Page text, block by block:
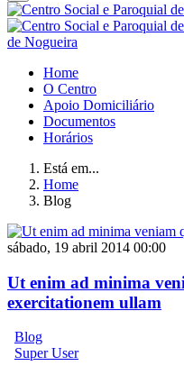
de Nogueira
Home
O Centro
Apoio Domiciliário
Documentos
Horários
Está em...
Home
Blog
sábado, 19 abril 2014 00:00
Ut enim ad minima
exercitationem ullam
Blog
Super User